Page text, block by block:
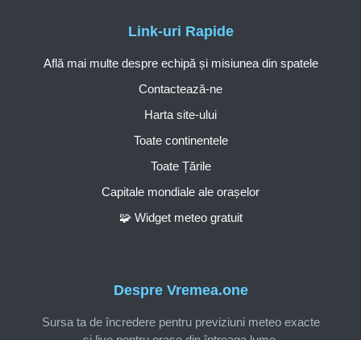
Despre Vremea.one
Sursa ta de încredere pentru previziuni meteo exacte
Link-uri Rapide
Află mai multe despre echipă și misiunea din spatele
Contactează-ne
Harta site-ului
Toate continentele
Toate Țările
Capitale mondiale ale orașelor
🧩 Widget meteo gratuit